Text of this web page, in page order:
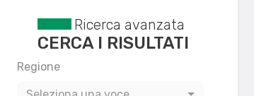
Ricerca avanzata
CERCA I RISULTATI
Regione